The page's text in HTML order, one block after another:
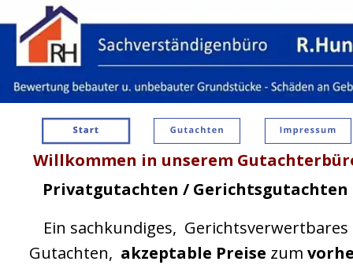
Willkommen in unserem
Privatgutachten / Gerichtsgutachten
Ein sachkundiges,  Gerichtsverwertbares
Gutachten, akzeptable Preise zum